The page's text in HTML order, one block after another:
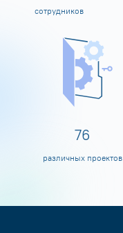
сотрудников
80
различных проектов